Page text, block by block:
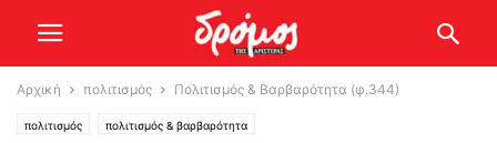
Αρχική πολιτισμός Πολιτισμός & Βαρβαρότητα (φ.344)
πολιτισμός πολιτισμός & βαρβαρότητα